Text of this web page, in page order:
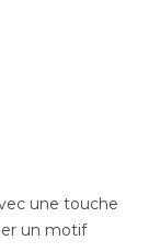
une touche
un motif